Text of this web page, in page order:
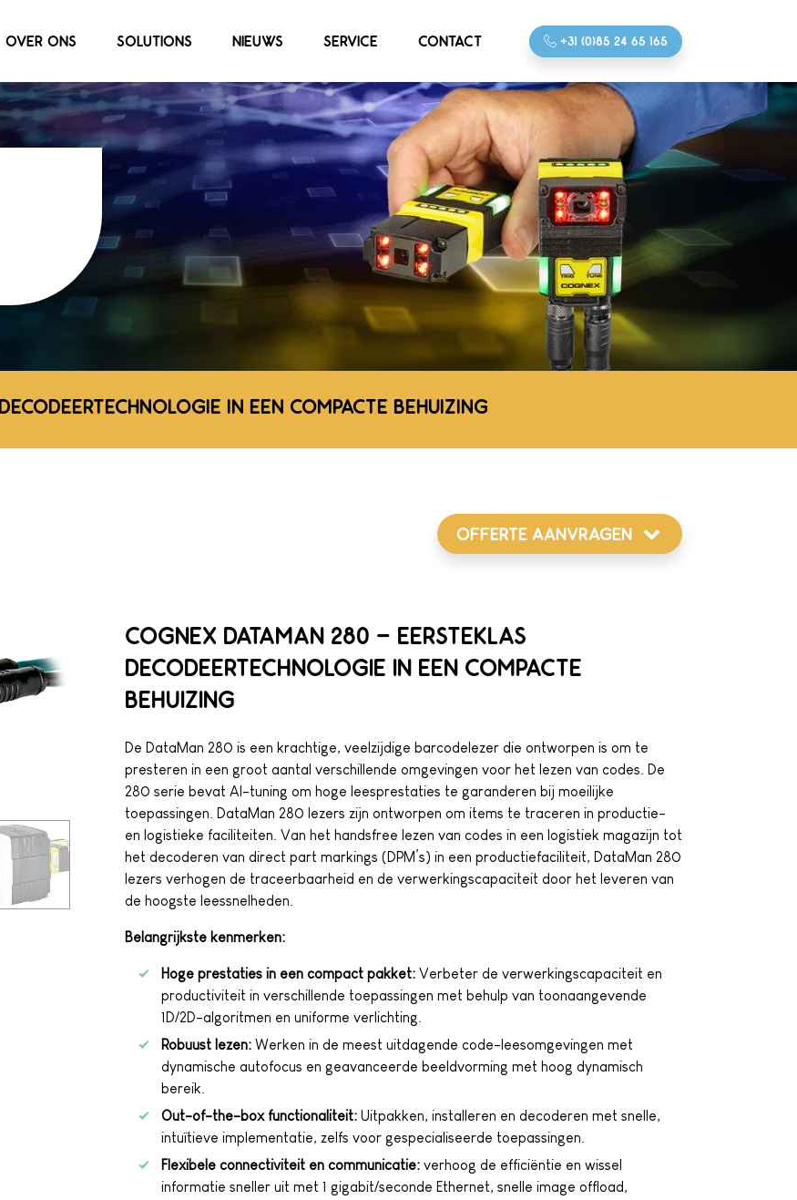
OVER ONS SOLUTIONS NIEUWS SERVICE CONTACT +31 (0)85 24 65 165
IN EEN COMPACTE BEHUIZING
OFFERTE AANVRAGEN
COGNEX DATAMAN 280 - EERSTEKLAS
DECODEERTECHNOLOGIE IN EEN COMPACTE
BEHUIZING
De DataMan 280 is een krachtige, veelzijdige barcodelezer die ontworpen is om te
presteren in een groot aantal verschillende omgevingen voor het lezen van codes. De
280 serie bevat AI-tuning om hoge leesprestaties te garanderen bij moeilijke
toepassingen. DataMan 280 lezers zijn ontworpen om items te traceren in productie-
en logistieke faciliteiten. Van het handsfree lezen van codes in een logistiek magazijn tot
het decoderen van direct part markings (DPM’s) in een productiefaciliteit, DataMan 280
lezers verhogen de traceerbaarheid en de verwerkingscapaciteit door het leveren van
de hoogste leessnelheden.
Belangrijkste kenmerken:
Hoge prestaties in een compact pakket: Verbeter de verwerkingscapaciteit en
productiviteit in verschillende toepassingen met behulp van toonaangevende
1D/2D-algoritmen en uniforme verlichting.
Robuust lezen: Werken in de meest uitdagende code-leesomgevingen met
dynamische autofocus en geavanceerde beeldvorming met hoog dynamisch
bereik.
Out-of-the-box functionaliteit: Uitpakken, installeren en decoderen met snelle,
intuïtieve implementatie, zelfs voor gespecialiseerde toepassingen.
Flexibele connectiviteit en communicatie: verhoog de efficiëntie en wissel
informatie sneller uit met 1 gigabit/seconde Ethernet, snelle image offload,